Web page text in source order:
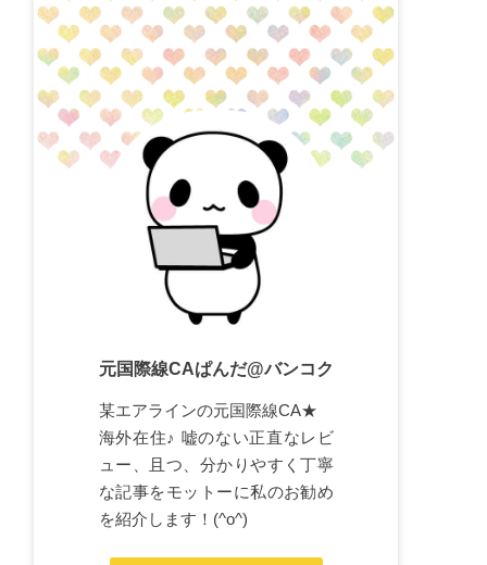
元国際線CAぱんだ@バンコク
某エアラインの元国際線CA★
海外在住♪ 嘘のない正直なレビ
ュー、且つ、分かりやすく丁寧
な記事をモットーに私のお勧め
を紹介します！(^o^)